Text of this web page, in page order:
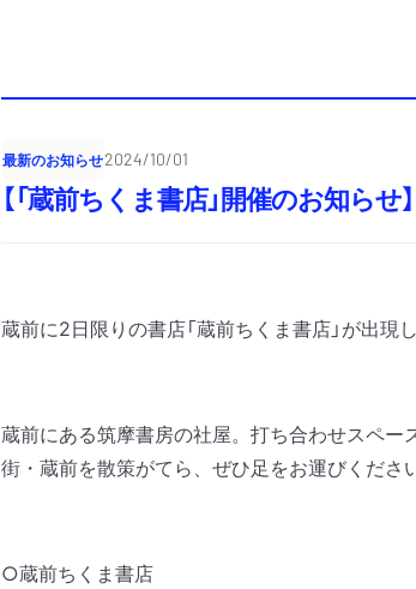
最新のお知らせ2024/10/01
【「蔵前ちくま書店」開催のお知ら
蔵前に2日限りの書店「蔵前ちくま書店」が出現し
蔵前にある筑摩書房の社屋。打ち合わせスペ
街・蔵前を散策がてら、ぜひ足をお運びください
○蔵前ちくま書店